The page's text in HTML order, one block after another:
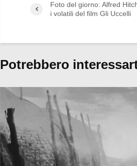
Foto del giorno: Alfred
i volatili del film Gli Uccelli
Potrebbero